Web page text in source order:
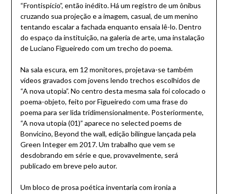
“Frontispício”, então inédito. Há um registro de um ônibus
cruzando sua projeção e a imagem, casual, de um menino
tentando escalar a fachada enquanto ensaia lê-lo. Dentro
do espaço da instituição, na galeria de arte, uma instalação
de Luciano Figueiredo com um trecho do poema.
Na sala escura, em 12 monitores, projetava-se também
vídeos gravados com jovens lendo trechos escolhidos de
“A nova utopia”. No centro desta mesma sala foi colocado o
poema-objeto, feito por Figueiredo com uma frase do
poema para ser lida tridimensionalmente. Posteriormente,
“A nova utopia (01)” aparece no selected poems de
Bonvicino, Beyond the wall, edição bilíngue lançada pela
Green Integer em 2017. Um trabalho que vem se
desdobrando em série e que, provavelmente, será
publicado em breve pelo autor.
Um bloco de prosa poética inventaria com ironia a